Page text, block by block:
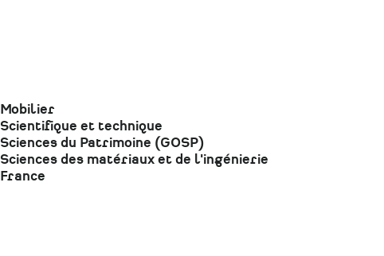
Mobilier
Scientifique et technique
Sciences du Patrimoine (GOSP)
Sciences des matériaux et de l'ingénierie
France